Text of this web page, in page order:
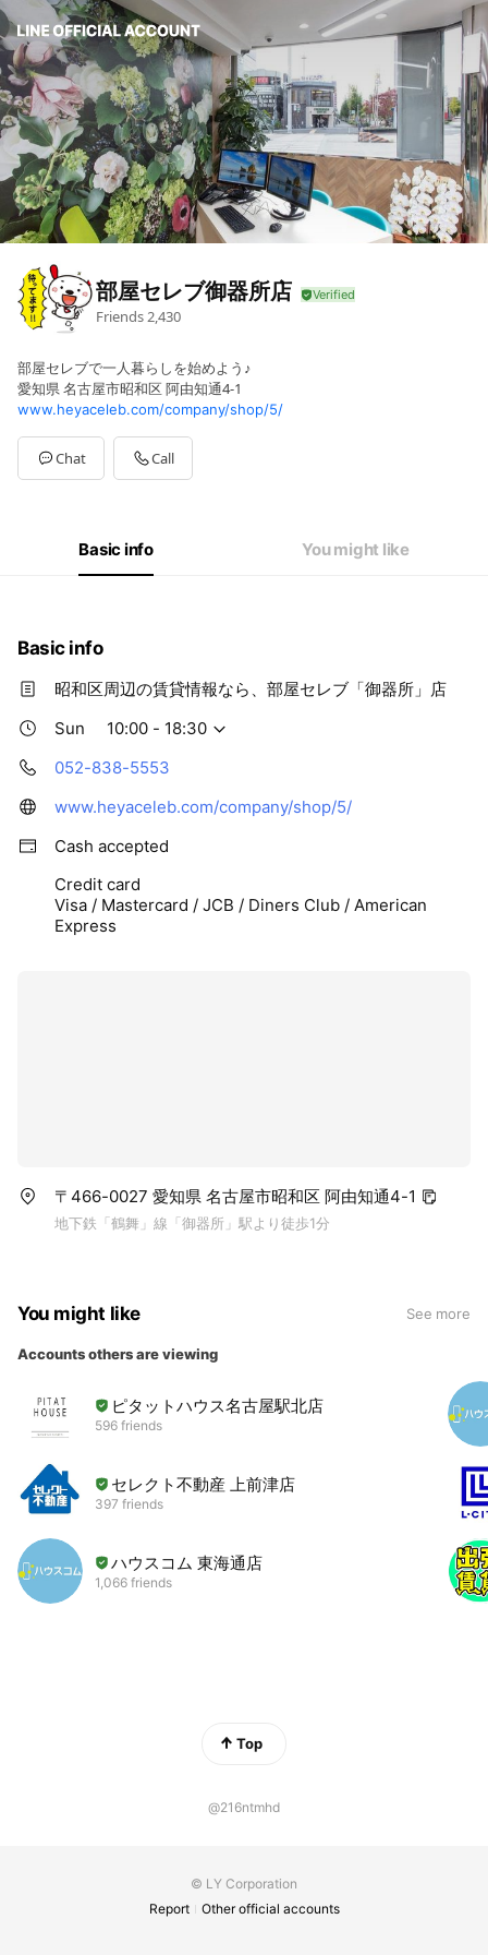
部屋セレブ御器所店
Friends2,430
部屋セレブで一人暮らしを始めよう♪
愛知県 名古屋市昭和区 阿由知通4-1
www.heyaceleb.com/company/shop/5/
Chat Call
Basic info You might like
Basic info
昭和区周辺の賃貸情報なら、部屋セレブ「御器所」店
Sun
10:00 - 18:30
052-838-5553
www.heyaceleb.com/company/shop/5/
Cash accepted
Credit card
Visa / Mastercard / JCB / Diners Club / American
Express
〒466-0027 愛知県 名古屋市昭和区 阿由知通4-1
地下鉄「鶴舞」線「御器所」駅より徒歩1分
You might like See more
Accounts others are viewing
ピタットハウス名古屋駅北店
596 friends
セレクト不動産 上前津店
397 friends
ハウスコム 東海通店
1,066 friends
Top
@216ntmhd
© LY Corporation
Report
Other official accounts